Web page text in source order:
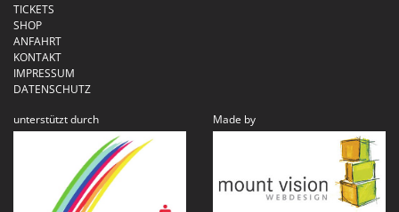
TICKETS
SHOP
ANFAHRT
KONTAKT
IMPRESSUM
DATENSCHUTZ
unterstützt durch
Made by